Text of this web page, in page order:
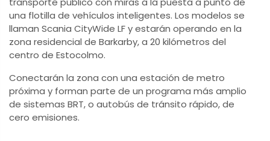
una flotilla de vehículos inteligentes. Los modelos se
llaman Scania CityWide LF y estarán operando en la
zona residencial de Barkarby, a 20 kilómetros del
centro de Estocolmo.
Conectarán la zona con una estación de metro
próxima y forman parte de un programa más amplio
de sistemas BRT, o autobús de tránsito rápido, de
cero emisiones.